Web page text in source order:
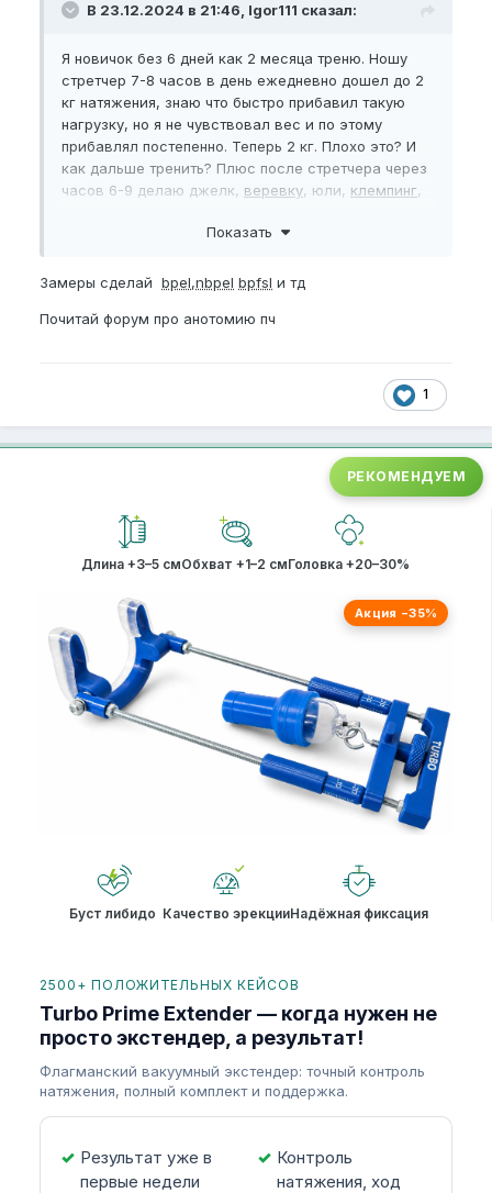
В 23.12.2024 в 21:46, Igor111 сказал:
Я новичок без 6 дней как 2 месяца треню. Ношу
стретчер 7-8 часов в день ежедневно дошел до 2
кг натяжения, знаю что быстро прибавил такую
нагрузку, но я не чувствовал вес и по этому
прибавлял постепенно. Теперь 2 кг. Плохо это? И
как дальше тренить? Плюс после стретчера через
часов 6-9 делаю джелк, веревку, юли, клемпинг,
Смотрю на состояние члена, по утрам иногда
головка слегка от стретчера. Опытные в этом деле
Показать
Замеры сделай bpel,nbpel bpfsl и тд
Почитай форум про анотомию пч
1
РЕКОМЕНДУЕМ
Длина +3–5 смОбхват +1–2 смГоловка +20–30%
Акция −35%
Буст либидо Качество эрекцииНадёжная фиксация
2500+ ПОЛОЖИТЕЛЬНЫХ КЕЙСОВ
Turbo Prime Extender — когда нужен не
просто экстендер, а результат!
Флагманский вакуумный экстендер: точный контроль
натяжения, полный комплект и поддержка.
Результат уже в
первые недели
Контроль
натяжения, ход